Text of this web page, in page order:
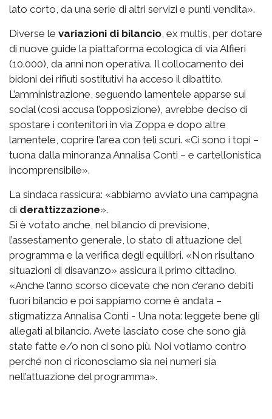
lato corto, da una serie di altri servizi e punti vendita».
Diverse le variazioni di bilancio , ex multis, per dotare
di nuove guide la piattaforma ecologica di via Alfieri
(10.000), da anni non operativa. Il collocamento dei
bidoni dei rifiuti sostitutivi ha acceso il dibattito.
L’amministrazione, seguendo lamentele apparse sui
social (così accusa l’opposizione), avrebbe deciso di
spostare i contenitori in via Zoppa e dopo altre
lamentele, coprire l’area con teli scuri. «Ci sono i topi –
tuona dalla minoranza Annalisa Conti – e cartellonistica
incomprensibile».
La sindaca rassicura: «abbiamo avviato una campagna
di derattizzazione».
Si è votato anche, nel bilancio di previsione,
l’assestamento generale, lo stato di attuazione del
programma e la verifica degli equilibri. «Non risultano
situazioni di disavanzo» assicura il primo cittadino.
«Anche l’anno scorso dicevate che non c’erano debiti
fuori bilancio e poi sappiamo come è andata –
stigmatizza Annalisa Conti - Una nota: leggete bene gli
allegati al bilancio. Avete lasciato cose che sono già
state fatte e/o non ci sono più. Noi votiamo contro
perché non ci riconosciamo sia nei numeri sia
nell’attuazione del programma».